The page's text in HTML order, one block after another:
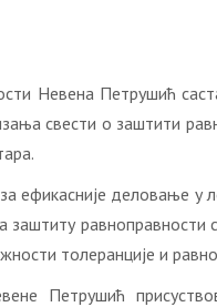
Невена Петрушић
свести о заштити
ефикасније деловање у
заштиту
толеранције и
Петрушић